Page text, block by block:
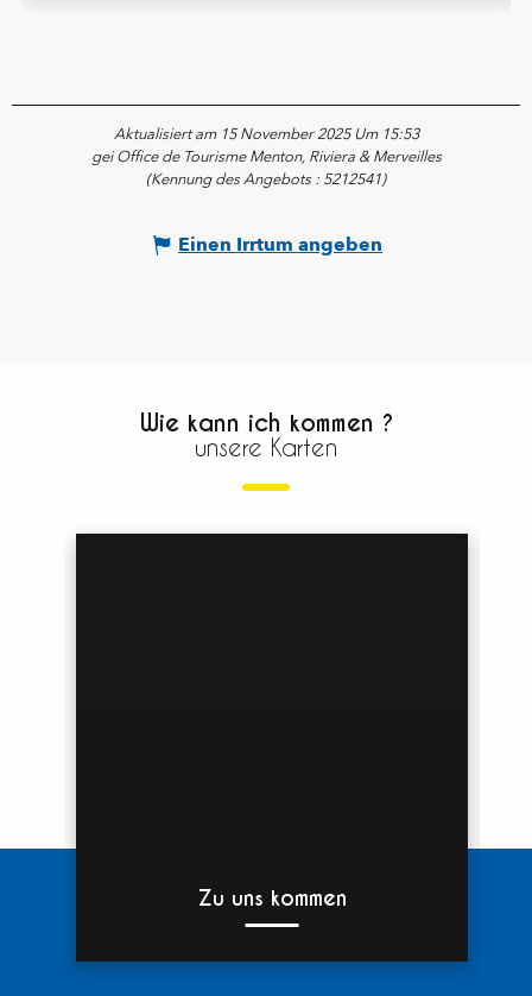
Aktualisiert am 15 November 2025 Um 15:53
gei Office de Tourisme Menton, Riviera & Merveilles
(Kennung des Angebots : 5212541)
Einen Irrtum angeben
Wie kann ich kommen ?
unsere Karten
Zu uns kommen